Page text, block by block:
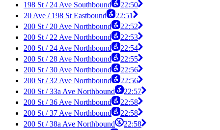
198 St / 24 Ave Southbound
22:50
20 Ave / 198 St Eastbound
22:51
200 St / 20 Ave Northbound
22:52
200 St / 22 Ave Northbound
22:53
200 St / 24 Ave Northbound
22:54
200 St / 28 Ave Northbound
22:55
200 St / 30 Ave Northbound
22:56
200 St / 32 Ave Northbound
22:56
200 St / 33a Ave Northbound
22:57
200 St / 36 Ave Northbound
22:58
200 St / 37 Ave Northbound
22:58
200 St / 38a Ave Northbound
22:58